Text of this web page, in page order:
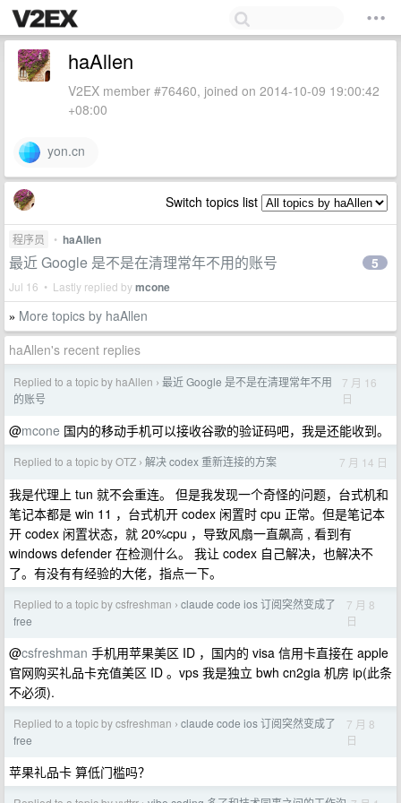
haAllen
V2EX member #76460, joined on 2014-10-09 19:00:42
+08:00
yon.cn
Switch topics list
程序员 • haAllen
最近 Google 是不是在清理常年不用的账号
Jul 16 • Lastly replied bymcone
5
» More topics by haAllen
haAllen's recent replies
Replied to a topic by haAllen › 最近 Google 是不是在清理常年不用
的账号
7 月 16
日
@mcone 国内的移动手机可以接收谷歌的验证码吧，我是还能收到。
Replied to a topic by OTZ › 解决 codex 重新连接的方案 7 月 14 日
我是代理上 tun 就不会重连。 但是我发现一个奇怪的问题，台式机和
笔记本都是 win 11 ，台式机开 codex 闲置时 cpu 正常。但是笔记本
开 codex 闲置状态，就 20%cpu ，导致风扇一直飙高 , 看到有
windows defender 在检测什么。 我让 codex 自己解决，也解决不
了。有没有有经验的大佬，指点一下。
Replied to a topic by csfreshman › claude code ios 订阅突然变成了
free
7 月 8
日
@csfreshman 手机用苹果美区 ID ，国内的 visa 信用卡直接在 apple
官网购买礼品卡充值美区 ID 。vps 我是独立 bwh cn2gia 机房 ip(此条
不必须).
Replied to a topic by csfreshman › claude code ios 订阅突然变成了
free
7 月 8
日
苹果礼品卡 算低门槛吗？